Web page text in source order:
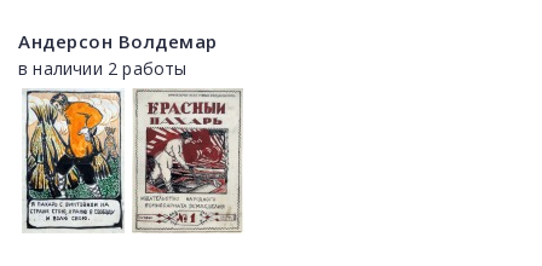
Андерсон Волдемар
в наличии 2 работы